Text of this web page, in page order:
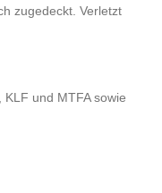
zugedeckt. Verletzt
und MTFA sowie